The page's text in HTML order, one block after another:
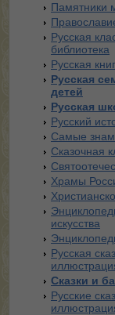
Памятники
Русская
библиотека
Русская
Русская
детей
Русская
Русский
Самые
Сказочная
Храмы
искусства
Русская
Сказки и
Русские